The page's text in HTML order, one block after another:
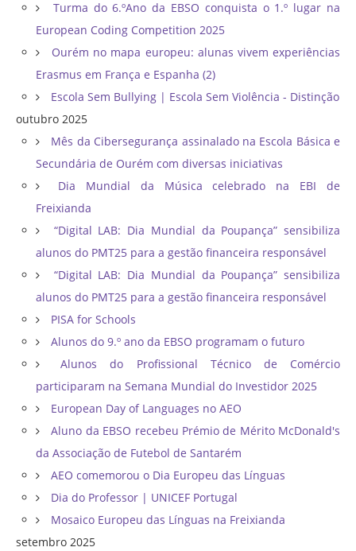
Turma do 6.ºAno da EBSO conquista o 1.º lugar na
European Coding Competition 2025
Ourém no mapa europeu: alunas vivem experiências
Erasmus em França e Espanha (2)
Escola Sem Bullying | Escola Sem Violência - Distinção
outubro 2025
Mês da Cibersegurança assinalado na Escola Básica e
Secundária de Ourém com diversas iniciativas
Dia Mundial da Música celebrado na EBI de
Freixianda
“Digital LAB: Dia Mundial da Poupança” sensibiliza
alunos do PMT25 para a gestão financeira responsável
“Digital LAB: Dia Mundial da Poupança” sensibiliza
alunos do PMT25 para a gestão financeira responsável
PISA for Schools
Alunos do 9.º ano da EBSO programam o futuro
Alunos do Profissional Técnico de Comércio
participaram na Semana Mundial do Investidor 2025
European Day of Languages no AEO
Aluno da EBSO recebeu Prémio de Mérito McDonald's
da Associação de Futebol de Santarém
AEO comemorou o Dia Europeu das Línguas
Dia do Professor | UNICEF Portugal
Mosaico Europeu das Línguas na Freixianda
setembro 2025